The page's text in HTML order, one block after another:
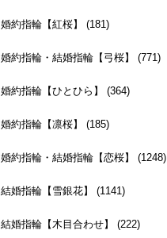
婚約指輪【紅桜】 (181)
婚約指輪・結婚指輪【弓桜】 (771)
婚約指輪【ひとひら】 (364)
婚約指輪【凛桜】 (185)
婚約指輪・結婚指輪【恋桜】 (1248)
結婚指輪【雪銀花】 (1141)
結婚指輪【木目合わせ】 (222)